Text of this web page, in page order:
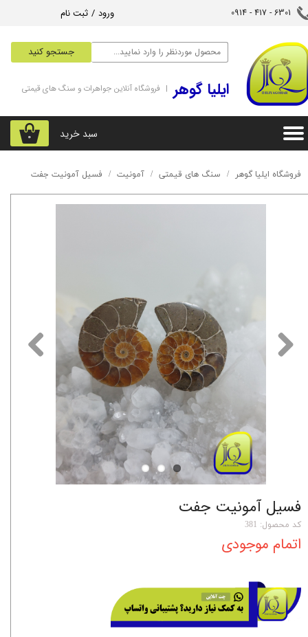
جستجو کنید
ورود / ثبت نام
تغییر گذر واژه
سفارشات
خروج از حساب کاربری
6301 - 417 - 0914​​​​​​​
۰ سبد خرید
‌ایلیا گوهر | فروشگاه آنلاین جواهرات و سنگ های قیمتی
فروشگاه ایلیا گوهر سنگ های قیمتی آمونیت فسیل آمونیت جفت
فسیل آمونیت جفت
کد محصول: 381
اتمام موجودی